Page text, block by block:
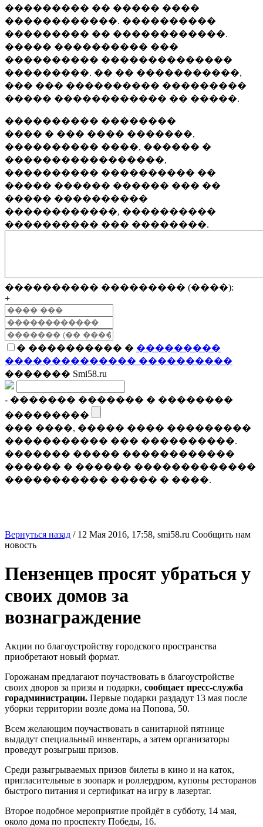
��������� �� ����� ����
������������. ����������
��������� �� ������������.
����� ���������� ���
���������� ��������������
���������. �� �� �����������,
��� ��� ���������� ���������
����� ������������ �� �����.
���������� ��������
���� � ��� ���� �������,
���������� ����, ������ �
�����������������,
���������� ���������� ��
����� ������ ������ ��� ��
����� ����������
������������, ����������
���������� ��� ��������.
���������� ��������� (����):
+
� ���������� � ���������
�������������� ����������
������� Smi58.ru
- ������� ������� � ��������
���������
��� ����, ����� ���� ���������
����������� ��� ����������.
������� ����� ������������
������ � ������ �������������
����������� ����� � ����.
Вернуться назад / 12 Мая 2016, 17:58, smi58.ru Сообщить нам
новость
Пензенцев просят убраться у
своих домов за
вознаграждение
Акции по благоустройству городского пространства
приобретают новый формат.
Горожанам предлагают поучаствовать в благоустройстве
своих дворов за призы и подарки, сообщает пресс-служба
горадминистрации. Первые подарки раздадут 13 мая после
уборки территории возле дома на Попова, 50.
Всем желающим поучаствовать в санитарной пятнице
выдадут специальный инвентарь, а затем организаторы
проведут розыгрыш призов.
Среди разыгрываемых призов билеты в кино и на каток,
пригласительные в зоопарк и роллердром, купоны ресторанов
быстрого питания и сертификат на игру в лазертаг.
Второе подобное мероприятие пройдёт в субботу, 14 мая,
около дома по проспекту Победы, 16.